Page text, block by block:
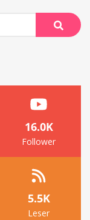
Suche
16.0K
Follower
5.5K
Leser